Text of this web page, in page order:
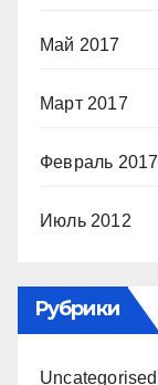
Май 2017
Март 2017
Февраль 2017
Июль 2012
Рубрики
Uncategorised